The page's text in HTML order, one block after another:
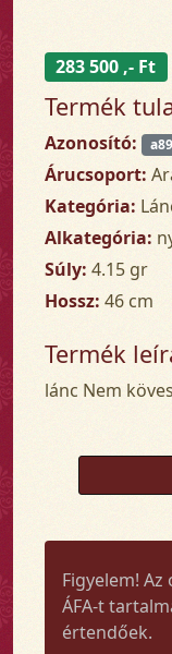
283 500 ,- Ft
Termék
Azonosító:
Árucsoport:
Kategória:
Alkategória:
Súly: 4.15 gr
Hossz: 46 cm
Termék
lánc Nem köves
Figyelem!
ÁFA-t
értendőek.